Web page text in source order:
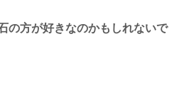
の方が好きなのかもしれないで